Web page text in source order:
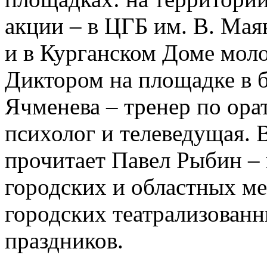
акции – в ЦГБ им. В.
и в Курганском Доме
Диктором на площадке в
Ячменева – тренер по
психолог и
прочитает Павел Рыбин
городских и областных
городских
праздников.